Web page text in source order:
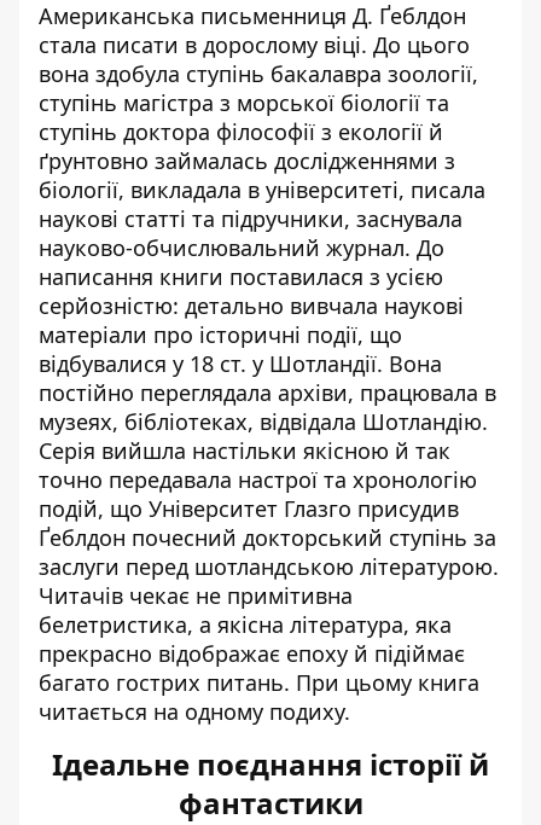
Американська письменниця Д. Ґеблдон
стала писати в дорослому віці. До цього
вона здобула ступінь бакалавра зоології,
ступінь магістра з морської біології та
ступінь доктора філософії з екології й
ґрунтовно займалась дослідженнями з
біології, викладала в університеті, писала
наукові статті та підручники, заснувала
науково-обчислювальний журнал. До
написання книги поставилася з усією
серйозністю: детально вивчала наукові
матеріали про історичні події, що
відбувалися у 18 ст. у Шотландії. Вона
постійно переглядала архіви, працювала в
музеях, бібліотеках, відвідала Шотландію.
Серія вийшла настільки якісною й так
точно передавала настрої та хронологію
подій, що Університет Глазго присудив
Ґеблдон почесний докторський ступінь за
заслуги перед шотландською літературою.
Читачів чекає не примітивна
белетристика, а якісна література, яка
прекрасно відображає епоху й підіймає
багато гострих питань. При цьому книга
читається на одному подиху.
Ідеальне поєднання історії й
фантастики